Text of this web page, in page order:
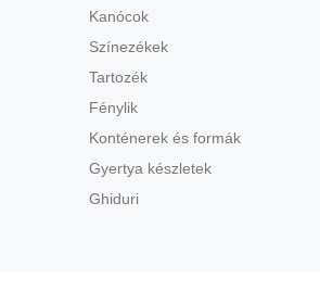
Kanócok
Színezékek
Tartozék
Fénylik
Konténerek és formák
Gyertya készletek
Ghiduri